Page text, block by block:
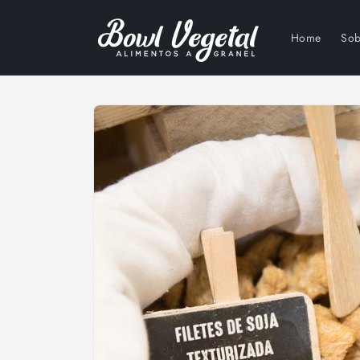
Home
directamente
a la
información
del producto